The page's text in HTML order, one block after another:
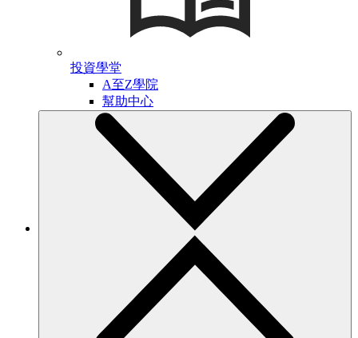
投資學堂
A至Z學院
幫助中心